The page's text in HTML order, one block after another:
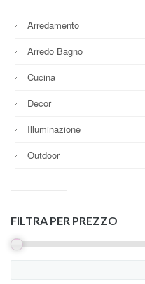
Arredamento
Arredo Bagno
Cucina
Decor
Illuminazione
Outdoor
FILTRA PER PREZZO